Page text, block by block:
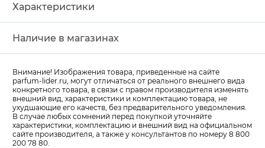
Характеристики
Наличие в магазинах
Внимание! Изображения товара, приведенные на сайте
parfum-lider.ru, могут отличаться от реального внешнего вида
конкретного товара, в связи с правом производителя изменять
внешний вид, характеристики и комплектацию товара, не
ухудшающие его качеств, без предварительного уведомления.
В случае любых сомнений перед покупкой уточняйте
характеристики, комплектацию и внешний вид на официальном
сайте производителя, а также у консультантов по номеру 8 800
200 78 80.